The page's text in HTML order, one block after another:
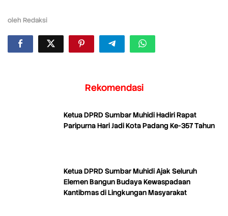
oleh Redaksi
Rekomendasi
Ketua DPRD Sumbar Muhidi Hadiri Rapat
Paripurna Hari Jadi Kota Padang Ke-357 Tahun
Ketua DPRD Sumbar Muhidi Ajak Seluruh
Elemen Bangun Budaya Kewaspadaan
Kantibmas di Lingkungan Masyarakat